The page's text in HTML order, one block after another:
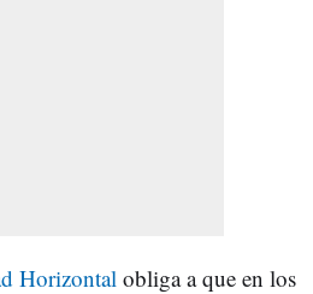
Horizontal obliga a que en los